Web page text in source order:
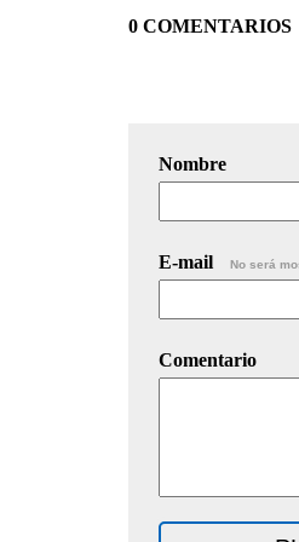
0 COMENTARIOS
Nombre
E-mail No será
Comentario